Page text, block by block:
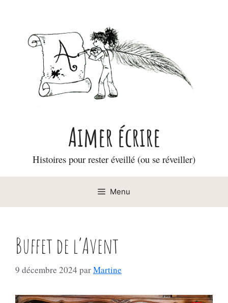
Aimer écrire
Histoires pour rester éveillé (ou se réveiller)
Menu
Buffet de l’Avent
9 décembre 2024 parMartine